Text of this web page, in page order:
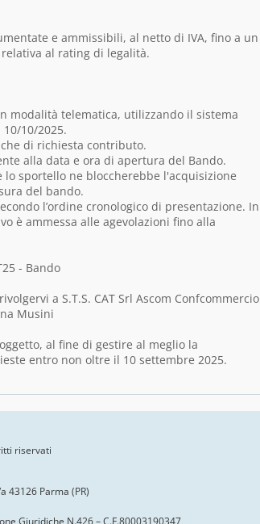
e ammissibili, al netto di IVA, fino a un
al rating di legalità.
modalità telematica, utilizzando il sistema
10/2025.
di richiesta contributo.
alla data e ora di apertura del Bando.
sportello ne bloccherebbe l'acquisizione
del bando.
l’ordine cronologico di presentazione. In
è ammessa alle agevolazioni fino alla
- Bando
a S.T.S. CAT Srl Ascom Confcommercio
Musini
al fine di gestire al meglio la
entro non oltre il 10 settembre 2025.
riservati
43126 Parma (PR)
Giuridiche N.426 – C.F.80003190347